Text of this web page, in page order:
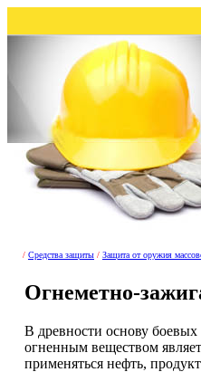
/ Средства защиты / Защита от оружия
Огнеметно-
В древности основу
огненным веществом
применяться нефть,